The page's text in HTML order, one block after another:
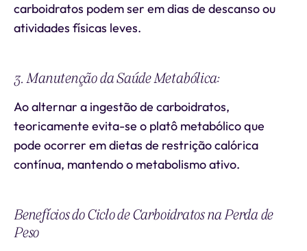
carboidratos podem ser em dias de descanso ou
atividades físicas leves.
3. Manutenção da Saúde Metabólica:
Ao alternar a ingestão de carboidratos,
teoricamente evita-se o platô metabólico que
pode ocorrer em dietas de restrição calórica
contínua, mantendo o metabolismo ativo.
Benefícios do Ciclo de Carboidratos na Perda de
Peso